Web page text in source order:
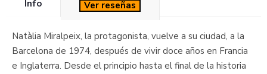
Info Ver reseñas
Natàlia Miralpeix, la protagonista, vuelve a su ciudad, a la
Barcelona de 1974, después de vivir doce años en Francia
e Inglaterra. Desde el principio hasta el final de la historia